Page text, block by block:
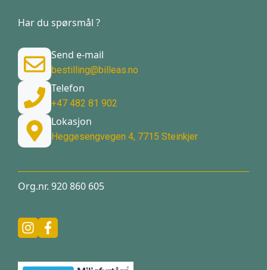
Har du spørsmål ?
Send e-mail
bestilling@billeas.no
Telefon
+47 482 81 902
Lokasjon
Heggesengvegen 4, 7715 Steinkjer
Org.nr. 920 860 605